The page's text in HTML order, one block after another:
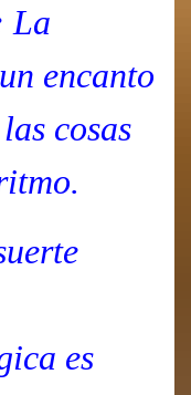
La
encanto
cosas
es